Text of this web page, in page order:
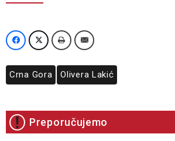
Crna Gora Olivera Lakić
Preporučujemo